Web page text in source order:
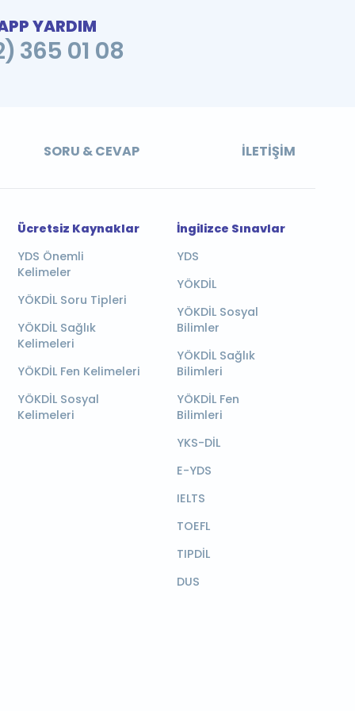
YARDIM
365 01 08
SORU & CEVAP İLETIŞIM
Ücretsiz Kaynaklar
YDS Önemli
Kelimeler
YÖKDİL Soru Tipleri
YÖKDİL Sağlık
Kelimeleri
YÖKDİL Fen Kelimeleri
YÖKDİL Sosyal
Kelimeleri
İngilizce Sınavlar
YDS
YÖKDİL
YÖKDİL Sosyal
Bilimler
YÖKDİL Sağlık
Bilimleri
YÖKDİL Fen
Bilimleri
YKS-DİL
E-YDS
IELTS
TOEFL
TIPDİL
DUS